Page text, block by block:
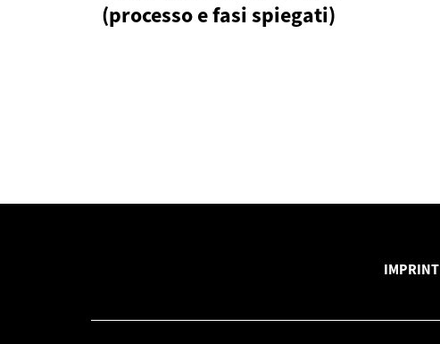
(processo e fasi spiegati)
IMPRINT